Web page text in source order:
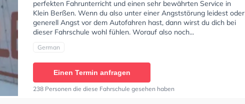
perfekten Fahrunterricht und einen sehr bewährten Service in
Klein Berßen. Wenn du also unter einer Angststörung leidest oder
generell Angst vor dem Autofahren hast, dann wirst du dich bei
dieser Fahrschule wohl fühlen. Worauf also noch...
German
Einen Termin anfragen
238 Personen die diese Fahrschule gesehen haben